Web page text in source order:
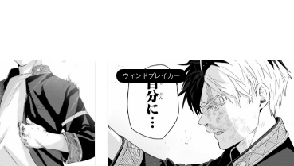
ウィンドブレイカー